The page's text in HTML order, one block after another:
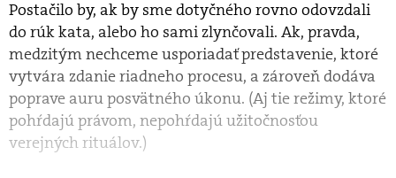
Postačilo by, ak by sme dotyčného rovno odovzdali
do rúk kata, alebo ho sami zlynčovali. Ak, pravda,
medzitým nechceme usporiadať predstavenie, ktoré
vytvára zdanie riadneho procesu, a zároveň dodáva
poprave auru posvätného úkonu. (Aj tie režimy, ktoré
pohŕdajú právom, nepohŕdajú užitočnosťou
verejných rituálov.)